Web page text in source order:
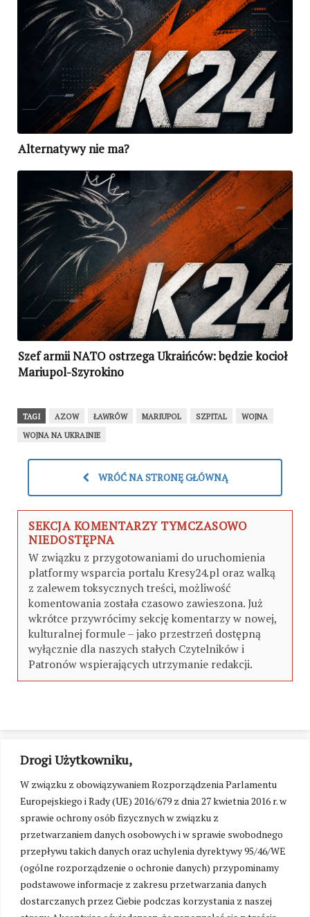
Drogi Użytkowniku,
W związku z obowiązywaniem Rozporządzenia Parlamentu
Europejskiego i Rady (UE) 2016/679 z dnia 27 kwietnia 2016 r. w
sprawie ochrony osób fizycznych w związku z
przetwarzaniem danych osobowych i w sprawie swobodnego
przepływu takich danych oraz uchylenia dyrektywy 95/46/WE
(ogólne rozporządzenie o ochronie danych) przypominamy
podstawowe informacje z zakresu przetwarzania danych
dostarczanych przez Ciebie podczas korzystania z naszej
Alternatywy nie ma?
Szef armii NATO ostrzega Ukraińców: będzie kocioł
Mariupol-Szyrokino
TAGI AZOW ŁAWRÓW MARIUPOL SZPITAL
WOJNA
WOJNA NA UKRAINIE
WRÓĆ NA STRONĘ GŁÓWNĄ
SEKCJA KOMENTARZY TYMCZASOWO
NIEDOSTĘPNA
W związku z przygotowaniami do uruchomienia
platformy wsparcia portalu Kresy24.pl oraz walką
z zalewem toksycznych treści, możliwość
komentowania została czasowo zawieszona. Już
wkrótce przywrócimy sekcję komentarzy w nowej,
kulturalnej formule – jako przestrzeń dostępną
wyłącznie dla naszych stałych Czytelników i
Patronów wspierających utrzymanie redakcji.